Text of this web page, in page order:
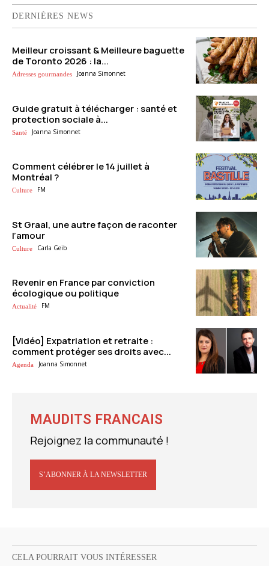
DERNIÈRES NEWS
Meilleur croissant & Meilleure baguette
de Toronto 2026 : la...
Adresses gourmandes Joanna Simonnet
Guide gratuit à télécharger : santé et
protection sociale à...
Santé Joanna Simonnet
Comment célébrer le 14 juillet à
Montréal ?
Culture FM
St Graal, une autre façon de raconter
l’amour
Culture Carla Geib
Revenir en France par conviction
écologique ou politique
Actualité FM
[Vidéo] Expatriation et retraite :
comment protéger ses droits avec...
Agenda Joanna Simonnet
MAUDITS FRANCAIS
Rejoignez la communauté !
S’ABONNER À LA NEWSLETTER
CELA POURRAIT VOUS INTÉRESSER